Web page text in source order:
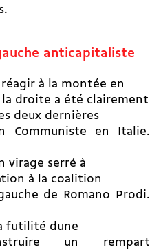
anticapitaliste
à la montée en
droite a été clairement
deux dernières
Communiste en Italie.
virage serré à
à la coalition
de Romano Prodi.
futilité dune
un rempart